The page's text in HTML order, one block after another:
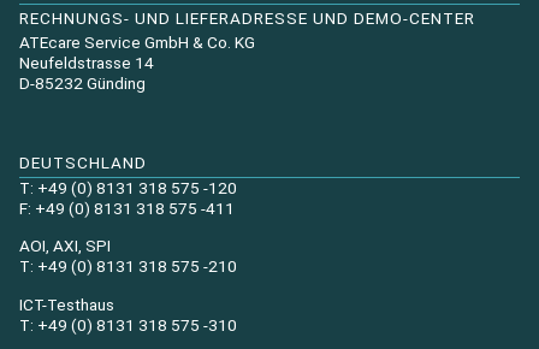
RECHNUNGS- UND LIEFERADRESSE UND DEMO-CENTER
ATEcare Service GmbH & Co. KG
Neufeldstrasse 14
D-85232 Günding
DEUTSCHLAND
T: +49 (0) 8131 318 575 -120
F: +49 (0) 8131 318 575 -411
AOI, AXI, SPI
T: +49 (0) 8131 318 575 -210
ICT-Testhaus
T: +49 (0) 8131 318 575 -310